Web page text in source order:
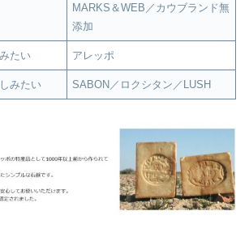
MARKS＆WEB／カウブランド無
添加
たい アレッポ
みたい SABON／ロクシタン／LUSH